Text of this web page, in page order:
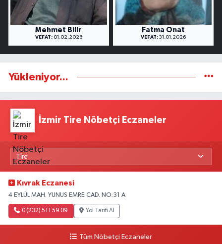
Mehmet Bilir
VEFAT:01.02.2026
Fatma Onat
VEFAT: 31.01.2026
Yükleniyor...
İzmir Tire Nöbetçi Eczaneler
Kıvrak Eczanesi
4 EYLÜL MAH. YUNUS EMRE CAD. NO:31 A
0 (232) 511 59 09 Yol Tarifi Al
Tüm Nöbetçi Eczaneler